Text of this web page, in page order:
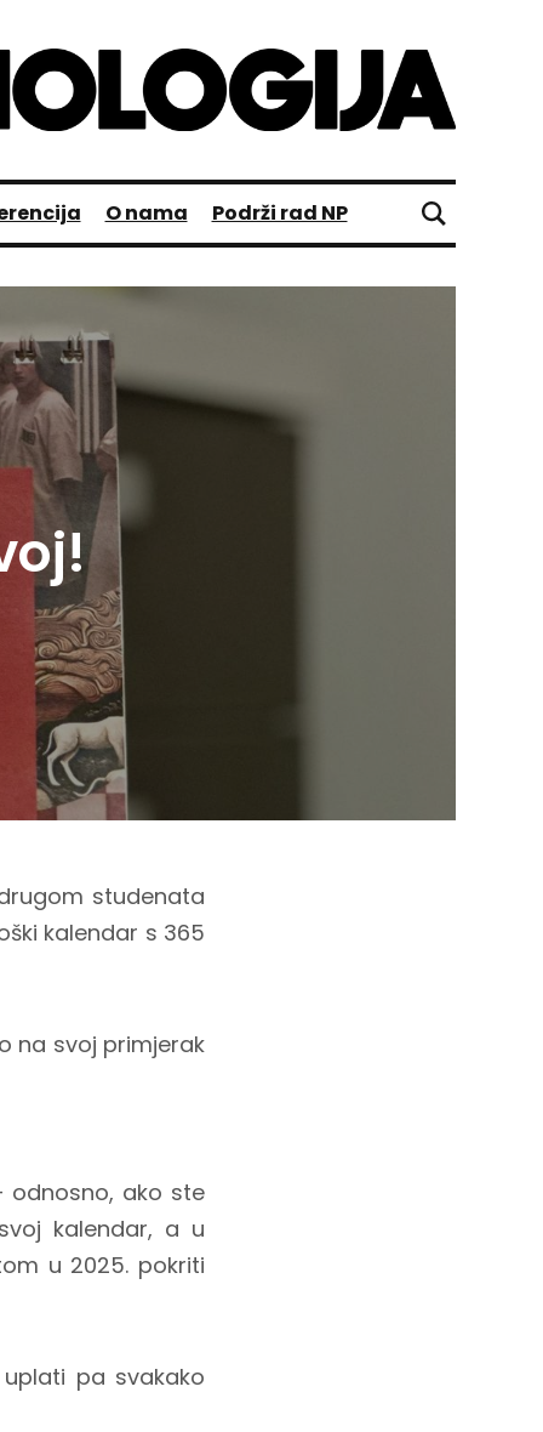
O nama Podrži rad NP
studenata
kalendar s 365
na svoj primjerak
odnosno, ako ste
kalendar, a u
u 2025. pokriti
pa svakako